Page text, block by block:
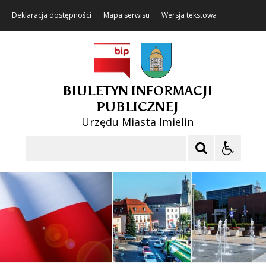
Deklaracja dostępności Mapa serwisu Wersja tekstowa
BIULETYN INFORMACJI
PUBLICZNEJ
Urzędu Miasta Imielin